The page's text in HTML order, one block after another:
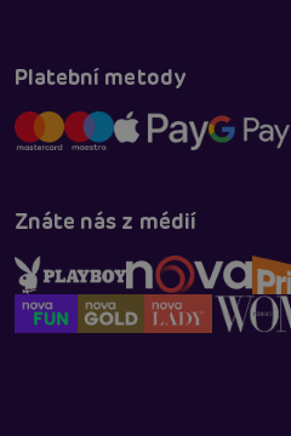
Platební metody
Znáte nás z médií